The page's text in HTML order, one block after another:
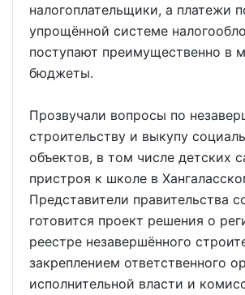
налогоплательщики, а платежи
упрощённой системе
поступают преимущественно в
бюджеты.
Прозвучали вопросы по
строительству и выкупу
объектов, в том числе детских
пристроя к школе в
Представители правительства
готовится проект решения о
реестре незавершённого
закреплением ответственного
исполнительной власти и